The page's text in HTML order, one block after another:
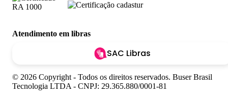
Atendimento em libras
SAC Libras
© 2026 Copyright - Todos os direitos reservados. Buser Brasil
Tecnologia LTDA - CNPJ: 29.365.880/0001-81